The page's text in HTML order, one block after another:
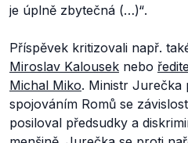
je úplně zbytečná (…)“.
Příspěvek kritizovali např.
Miroslav Kalousek nebo
Michal Miko. Ministr Jurečka
spojováním Romů se
posiloval předsudky a